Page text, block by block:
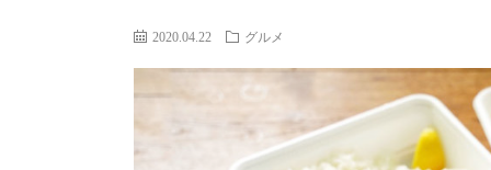
2020.04.22 グルメ